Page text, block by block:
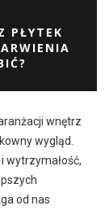
PŁYTEK
wnętrz
wygląd.
wytrzymałość,
od nas